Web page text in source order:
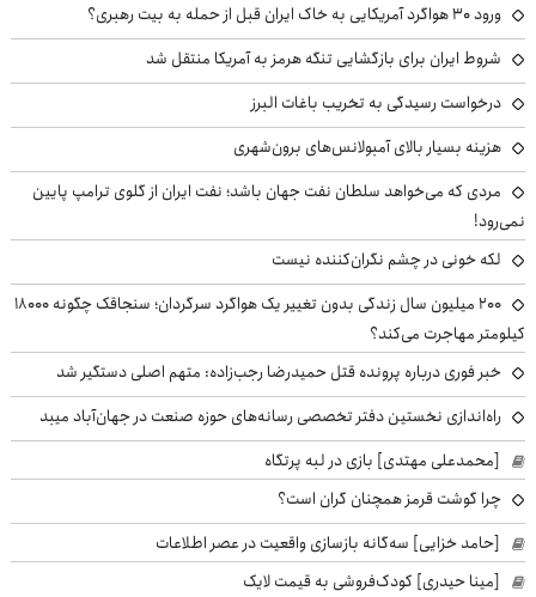
ورود ۳۰ هواگرد آمریکایی به خاک ایران قبل از حمله به بیت رهبری؟
شروط ایران برای بازگشایی تنگه هرمز به آمریکا منتقل شد
درخواست رسیدگی به تخریب باغات البرز
هزینه بسیار بالای آمبولانس‌های برون‌شهری
مردی که می‌خواهد سلطان نفت جهان باشد؛ نفت ایران از گلوی ترامپ پایین
نمی‌رود!
لکه خونی در چشم نگران‌کننده نیست
۲۰۰ میلیون سال زندگی بدون تغییر یک هواگرد سرگردان؛ سنجاقک‌ چگونه ۱۸۰۰۰
کیلومتر مهاجرت می‌کند؟
خبر فوری درباره پرونده قتل حمیدرضا رجب‌زاده: متهم اصلی دستگیر شد
راه‌اندازی نخستین دفتر تخصصی رسانه‌های حوزه صنعت در جهان‌آباد میبد
[محمدعلی مهتدی] بازی در لبه پرتگاه
چرا گوشت قرمز همچنان گران است؟
[حامد خزایی] سه‌گانه بازسازی واقعیت در عصر اطلاعات
[مینا حیدری] کودک‌فروشی به قیمت لایک